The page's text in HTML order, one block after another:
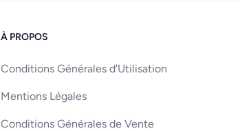
À PROPOS
Conditions Générales d'Utilisation
Mentions Légales
Conditions Générales de Vente